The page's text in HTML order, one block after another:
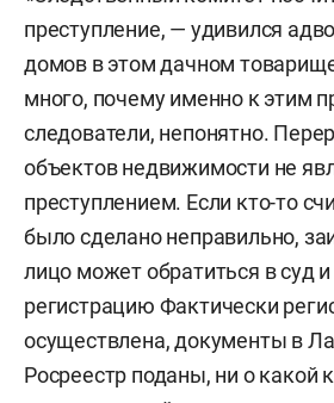
преступление, — удивился
домов в этом дачном
много, почему именно к этим
следователи, непонятно.
объектов недвижимости не
преступлением. Если кто-то
было сделано неправильно,
лицо может обратиться в суд
регистрацию Фактически
осуществлена, документы в
Росреестр поданы, ни о какой